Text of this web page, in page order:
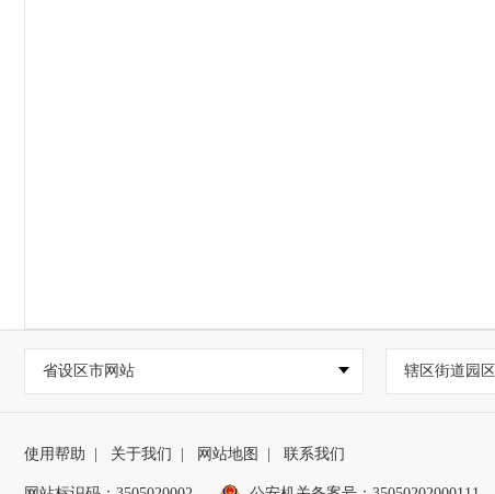
省设区市网站 辖区街道园区
使用帮助 关于我们 网站地图 联系我们